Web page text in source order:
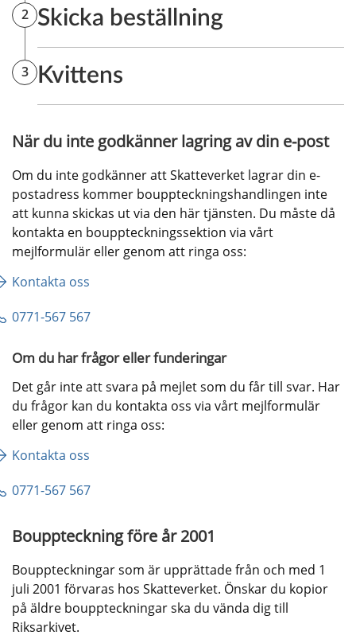
När du inte godkänner lagring av din e-post
Om du inte godkänner att Skatteverket lagrar din e-
postadress kommer bouppteckningshandlingen inte
att kunna skickas ut via den här tjänsten. Du måste då
kontakta en bouppteckningssektion via vårt
mejlformulär eller genom att ringa oss:
Kontakta oss
0771-567 567
Om du har frågor eller funderingar
Det går inte att svara på mejlet som du får till svar. Har
du frågor kan du kontakta oss via vårt mejlformulär
eller genom att ringa oss:
Kontakta oss
0771-567 567
Bouppteckning före år 2001
Bouppteckningar som är upprättade från och med 1
juli 2001 förvaras hos Skatteverket. Önskar du kopior
på äldre bouppteckningar ska du vända dig till
Riksarkivet.